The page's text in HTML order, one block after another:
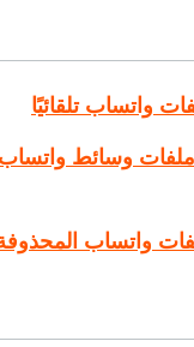
واتساب تلقائيًا
ملفات وسائط
واتساب